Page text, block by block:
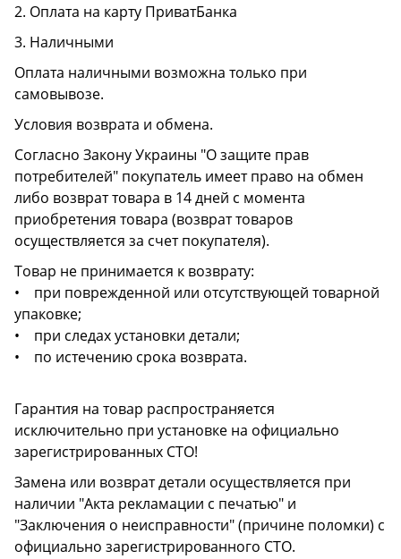
2. Оплата на карту ПриватБанка
3. Наличными
Оплата наличными возможна только при
самовывозе.
Условия возврата и обмена.
Согласно Закону Украины "О защите прав
потребителей" покупатель имеет право на обмен
либо возврат товара в 14 дней с момента
приобретения товара (возврат товаров
осуществляется за счет покупателя).
Товар не принимается к возврату:
• при поврежденной или отсутствующей товарной
упаковке;
• при следах установки детали;
• по истечению срока возврата.
Гарантия на товар распространяется
исключительно при установке на официально
зарегистрированных СТО!
Замена или возврат детали осуществляется при
наличии "Акта рекламации с печатью" и
"Заключения о неисправности" (причине поломки) с
официально зарегистрированного СТО.